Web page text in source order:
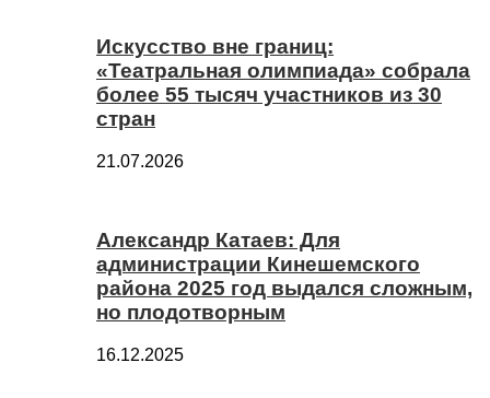
Искусство вне границ:
«Театральная олимпиада» собрала
более 55 тысяч участников из 30
стран
21.07.2026
Александр Катаев: Для
администрации Кинешемского
района 2025 год выдался сложным,
но плодотворным
16.12.2025